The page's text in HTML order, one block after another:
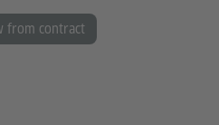
from contract